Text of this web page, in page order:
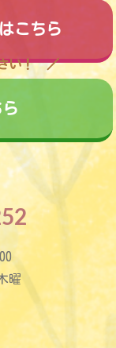
こちら
い！
曜